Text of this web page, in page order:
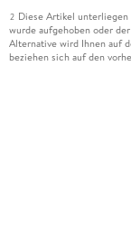
2 Diese Artikel
wurde aufgehoben oder
Alternative wird Ihnen auf
beziehen sich auf den